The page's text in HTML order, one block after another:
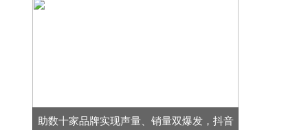
助数十家品牌实现声量、销量双爆发，抖音